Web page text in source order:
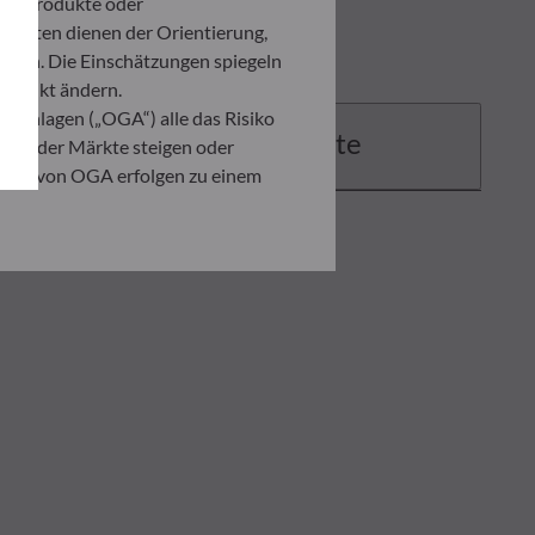
Dokumente
dienen der Orientierung,
Die Einschätzungen spiegeln
ändern.
Anlagen („OGA“) alle das Risiko
der Märkte steigen oder
von OGA erfolgen zu einem
Anlage, die auf der
in jedem Fall seine
der Ausführungsanzeige und
jeden Anlegers abhängig.